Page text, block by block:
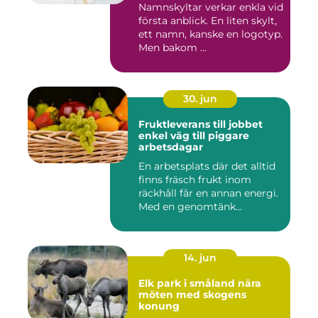
Namnskyltar verkar enkla vid
första anblick. En liten skylt,
ett namn, kanske en logotyp.
Men bakom ...
30. jun
Fruktleverans till jobbet
enkel väg till piggare
arbetsdagar
En arbetsplats där det alltid
finns fräsch frukt inom
räckhåll får en annan energi.
Med en genomtänk...
14. jun
Elk park i småland nära
möten med skogens
konung